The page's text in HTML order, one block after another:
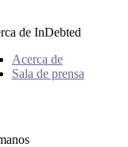
de InDebted
Acerca de
Sala de prensa